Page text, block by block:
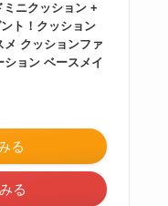
ニクッション +
ト！クッション
メ クッションファ
ション ベースメイ
る
る